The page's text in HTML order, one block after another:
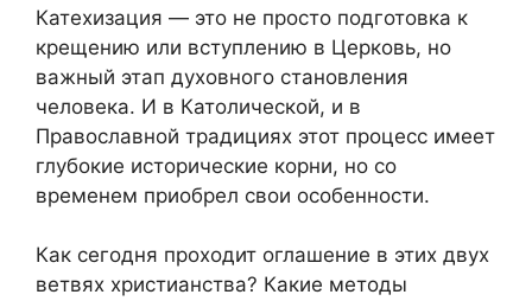
Катехизация — это не просто подготовка к
крещению или вступлению в Церковь, но
важный этап духовного становления
человека. И в Католической, и в
Православной традициях этот процесс имеет
глубокие исторические корни, но со
временем приобрел свои особенности.
Как сегодня проходит оглашение в этих двух
ветвях христианства? Какие методы